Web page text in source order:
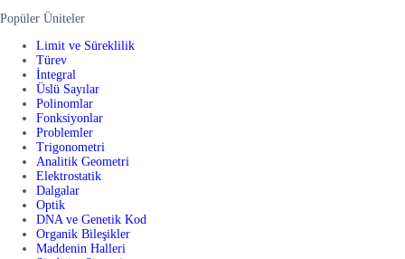
Popüler Üniteler
Limit ve Süreklilik
Türev
İntegral
Üslü Sayılar
Polinomlar
Fonksiyonlar
Problemler
Trigonometri
Analitik Geometri
Elektrostatik
Dalgalar
Optik
DNA ve Genetik Kod
Organik Bileşikler
Maddenin Halleri